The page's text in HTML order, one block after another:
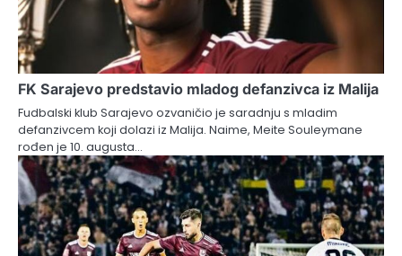
FK Sarajevo predstavio mladog defanzivca iz Malija
Fudbalski klub Sarajevo ozvaničio je saradnju s mladim
defanzivcem koji dolazi iz Malija. Naime, Meite Souleymane
rođen je 10. augusta…